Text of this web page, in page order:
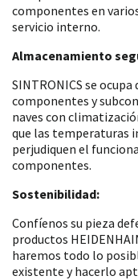
componentes en
servicio interno.
Almacenamiento
SINTRONICS se
componentes y
naves con
que las temperaturas
perjudiquen el
componentes.
Sostenibilidad:
Confíenos su pieza
productos
haremos todo lo
existente y hacerlo